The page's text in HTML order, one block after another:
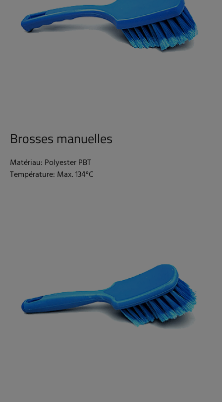
Brosses manuelles
Matériau: Polyester PBT
Température: Max. 134°C